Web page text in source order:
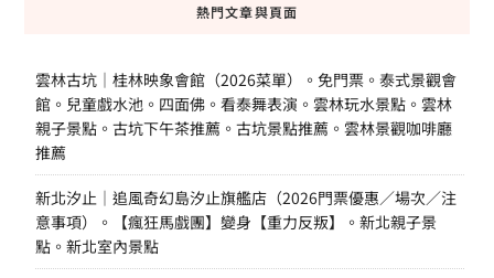
熱門文章與頁面
雲林古坑｜桂林映象會館（2026菜單）。免門票。泰式景觀會
館。兒童戲水池。四面佛。看泰舞表演。雲林玩水景點。雲林
親子景點。古坑下午茶推薦。古坑景點推薦。雲林景觀咖啡廳
推薦
新北汐止｜追風奇幻島汐止旗艦店（2026門票優惠／場次／注
意事項）。【瘋狂馬戲團】變身【重力反叛】。新北親子景
點。新北室內景點